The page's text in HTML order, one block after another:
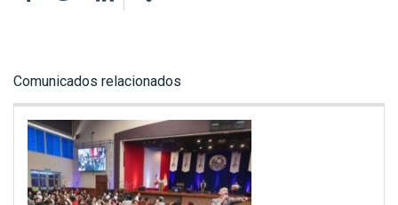
Comunicados relacionados